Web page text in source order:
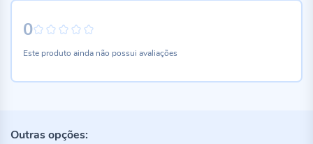
0
Este produto ainda não possui avaliações
Outras opções: